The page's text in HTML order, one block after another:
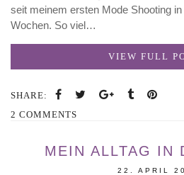
seit meinem ersten Mode Shooting
Wochen. So viel…
VIEW FULL
SHARE:
2 COMMENTS
MEIN ALLTAG IN
22. APRIL